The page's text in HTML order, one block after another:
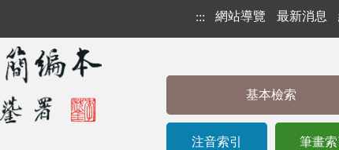
::: 網站導覽 最新消息
基本檢索
注音索引 筆畫